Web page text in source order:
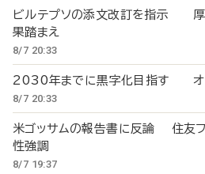
ビルテプソの添文改訂を指示
果踏まえ
8/7 20:33
2030年までに黒字化目指す オン
8/7 20:33
米ゴッサムの報告書に反論 住友フ
性強調
8/7 19:37